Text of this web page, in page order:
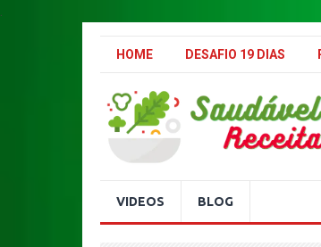
.
HOME DESAFIO 19 DIAS
VIDEOS BLOG